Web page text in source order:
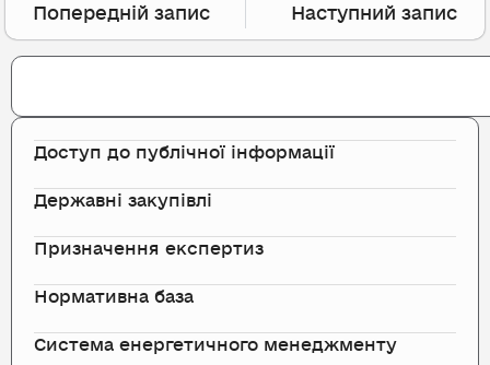
Попередній запис Наступний запис
Search
Доступ до публічної інформації
Державні закупівлі
Призначення експертиз
Нормативна база
Система енергетичного менеджменту